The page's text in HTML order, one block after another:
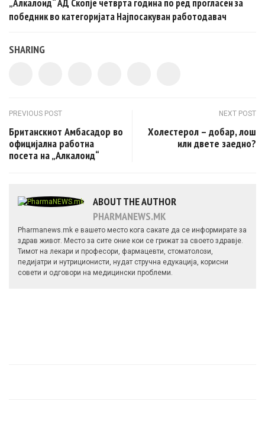
„Алкалоид“ АД Скопје четврта година по ред прогласен за
победник во категоријата Најпосакуван работодавач
SHARING
Post navigation
PREVIOUS POST
Британскиот Aмбасадор во
официјална работна
посета на „Алкалоид“
NEXT POST
Холестерол – добар, лош
или двете заедно?
ABOUT THE AUTHOR
PHARMANEWS.MK
Pharmanews.mk е вашето место кога сакате да се информирате за
здрав живот. Место за сите оние кои се грижат за своето здравје.
Тимот на лекари и професори, фармацевти, стоматолози,
педијатри и нутриционисти, нудат стручна едукација, корисни
совети и одговори на медицински проблеми.